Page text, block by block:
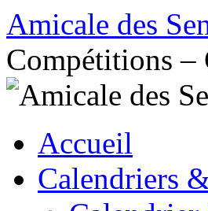
Aller
au
contenu
Amicale des
Compétitions
Accueil
Calendriers